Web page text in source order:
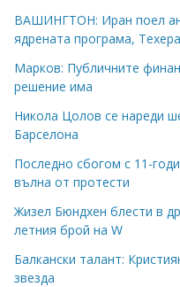
ВАШИНГТОН: Иран поел
ядрената програма,
Марков: Публичните
решение има
Никола Цолов се нареди
Барселона
Последно сбогом с 11-
вълна от протести
Жизел Бюндхен блести в
летния брой на W
Балкански талант:
звезда